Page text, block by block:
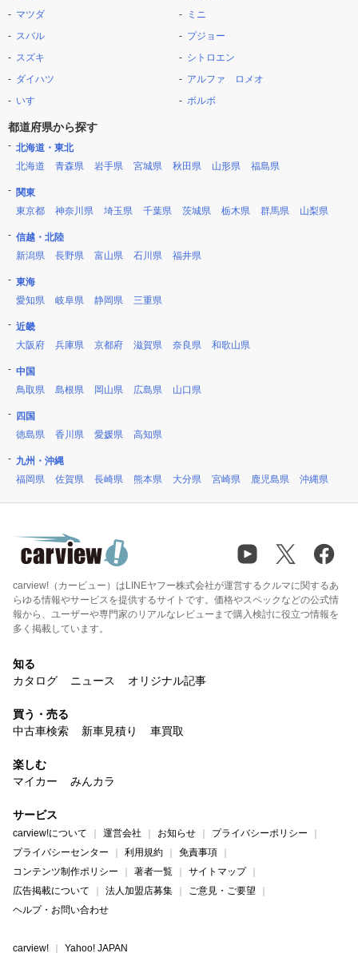
マツダ
スバル
スズキ
ダイハツ
いすゞ
ミニ
プジョー
シトロエン
アルファ ロメオ
ボルボ
都道府県から探す
北海道・東北
北海道
青森県 岩手県 宮城県 秋田県 山形県 福島県
関東
東京都
神奈川県 埼玉県 千葉県 茨城県 栃木県 群馬県 山梨県
信越・北陸
新潟県
長野県 富山県 石川県 福井県
東海
愛知県
岐阜県 静岡県 三重県
近畿
大阪府
兵庫県 京都府 滋賀県 奈良県 和歌山県
中国
鳥取県
島根県 岡山県 広島県 山口県
四国
徳島県
香川県 愛媛県 高知県
九州・沖縄
福岡県
佐賀県 長崎県 熊本県 大分県 宮崎県 鹿児島県 沖縄県
carview!（カービュー）はLINEヤフー株式会社が運営するクルマに関するあ
らゆる情報やサービスを提供するサイトです。価格やスペックなどの公式情
報から、ユーザーや専門家のリアルなレビューまで購入検討に役立つ情報を
多く掲載しています。
知る
カタログ
ニュース オリジナル記事
買う・売る
中古車検索
新車見積り 車買取
楽しむ
マイカー
みんカラ
サービス
carview!について 運営会社 お知らせ
プライバシーポリシー
プライバシーセンター
利用規約
免責事項
コンテンツ制作ポリシー
著者一覧
サイトマップ
広告掲載について
法人加盟店募集
ご意見・ご要望
ヘルプ・お問い合わせ
carview! Yahoo! JAPAN